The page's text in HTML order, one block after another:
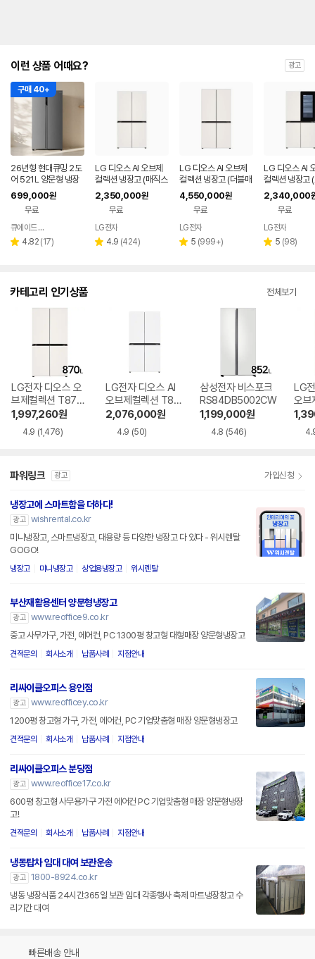
이런 상품 어때요? 광고
구매 40+
26년형 현대큐밍 2도
어 521L 양문형 냉장
고 실버 가정용 사무실
QRSE52TSS3Y
699,000원
무료
큐에이드 스토어
별 4.82 리
(17)
LG 디오스 AI 오브제
컬렉션 냉장고 (매직스
페이스) T876MEE1
H1
2,350,000원
무료
LG전자
별 4.9 리
(424)
LG 디오스 AI 오브제
컬렉션 냉장고 (더블매
직스페이스) M876G
BB231
4,550,000원
무료
LG전자
별 5 리
(999+)
LG 디오스 AI
컬렉션 냉장고
매직스페이스
MEE412
2,340,000
무료
LG전자
별 5 리
(98)
카테고리 인기상품 전체보기
LG전자 디오스 오
브제컬렉션 T873
MEE111
1,997,260원
4.9 (1,476)
LG전자 디오스 AI
오브제컬렉션 T87
6MQQ1H1
2,076,000원
4.9 (50)
삼성전자 비스포크
RS84DB5002CW
1,199,000원
4.8 (546)
LG
오브
파워링크 광고 가입신청
냉장고에 스마트함을 더하다!
광고 wishrental.co.kr
미니냉장고, 스마트냉장고, 대용량 등 다양한 냉장고 다 있다 - 위시렌탈
GOGO!
냉장고 미니냉장고 상업용냉장고 위시렌탈
부산재활용센터 양문형냉장고
광고 www.reoffice9.co.kr
중고 사무가구, 가전, 에어컨, PC 1300평 창고형 대형매장 양문형냉장고
견적문의 회사소개 납품사례 지점안내
리싸이클오피스 용인점
광고 www.reofficey.co.kr
1200평 창고형 가구, 가전, 에어컨, PC 기업맞춤형 매장 양문형냉장고
견적문의 회사소개 납품사례 지점안내
리싸이클오피스 분당점
광고 www.reoffice17.co.kr
600평 창고형 사무용가구 가전 에어컨 PC 기업맞춤형 매장 양문형냉장
고!
견적문의 회사소개 납품사례 지점안내
냉동탑차 임대 대여 보관운송
광고 1800-8924.co.kr
냉동 냉장식품 24시간365일 보관 임대 각종행사 축제 마트냉장창고 수
리기간 대여
빠른배송 안내